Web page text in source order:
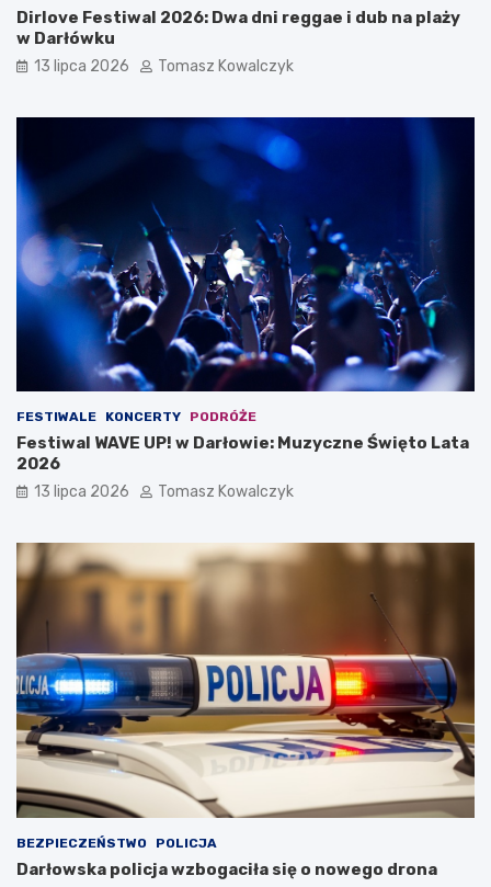
Dirlove Festiwal 2026: Dwa dni reggae i dub na plaży
w Darłówku
13 lipca 2026 Tomasz Kowalczyk
FESTIWALE KONCERTY PODRÓŻE
Festiwal WAVE UP! w Darłowie: Muzyczne Święto Lata
2026
13 lipca 2026 Tomasz Kowalczyk
BEZPIECZEŃSTWO POLICJA
Darłowska policja wzbogaciła się o nowego drona